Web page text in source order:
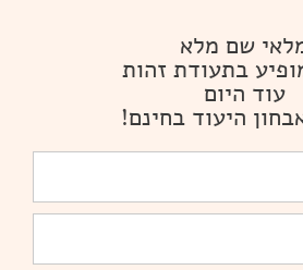
שם מלא
בתעודת זהות
עוד היום
היעוד בחינם!